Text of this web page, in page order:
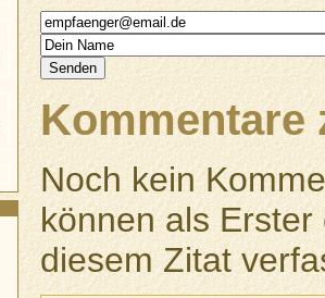
Kommentare
Noch kein
können als
diesem Zitat